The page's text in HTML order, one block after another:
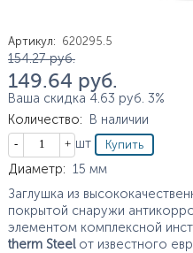
Артикул: 620295.5
Цена
154.27 руб.
149.64 руб.
Ваша скидка 4.63 руб. 3%
Количество:
В наличии
Кол-во
шт
Характеристики
Диаметр: 15 мм
Заглушка из
покрытой снаружи
элементом комплексной
therm Steel от известного